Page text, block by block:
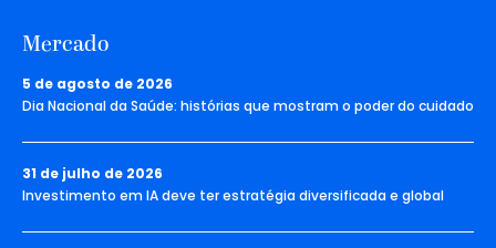
Mercado
5 de agosto de 2026
Dia Nacional da Saúde: histórias que mostram o poder do cuidado
31 de julho de 2026
Investimento em IA deve ter estratégia diversificada e global